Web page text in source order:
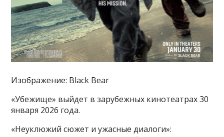
Изображение: Black Bear
«Убежище» выйдет в зарубежных кинотеатрах 30
января 2026 года.
«Неуклюжий сюжет и ужасные диалоги»: